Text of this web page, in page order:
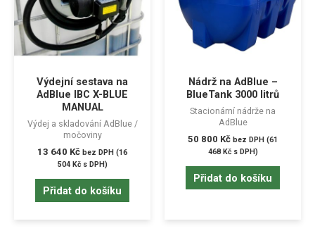
Výdejní sestava na
AdBlue IBC X-BLUE
MANUAL
Výdej a skladování AdBlue /
močoviny
13 640 Kč bez DPH (16
504 Kčs DPH)
Přidat do košíku
Nádrž na AdBlue –
BlueTank 3000 litrů
Stacionární nádrže na
AdBlue
50 800 Kč bez DPH (61
468 Kčs DPH)
Přidat do košíku